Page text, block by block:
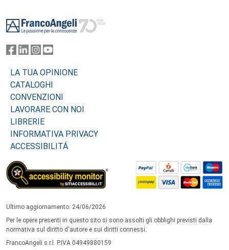
LA TUA OPINIONE
CATALOGHI
CONVENZIONI
LAVORARE CON NOI
LIBRERIE
INFORMATIVA PRIVACY
ACCESSIBILITÁ
Ultimo aggiornamento: 24/06/2026
Per le opere presenti in questo sito si sono assolti gli obblighi previsti dalla
normativa sul diritto d'autore e sui diritti connessi.
FrancoAngeli s.r.l. P.IVA 04949880159